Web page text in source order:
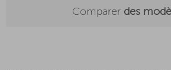
Comparer des